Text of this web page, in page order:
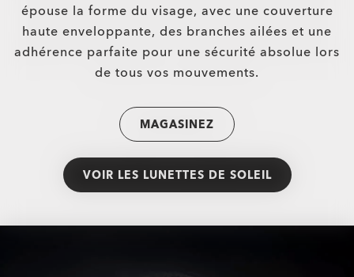
épouse la forme du visage, avec une couverture
haute enveloppante, des branches ailées et une
adhérence parfaite pour une sécurité absolue lors
de tous vos mouvements.
MAGASINEZ
VOIR LES LUNETTES DE SOLEIL